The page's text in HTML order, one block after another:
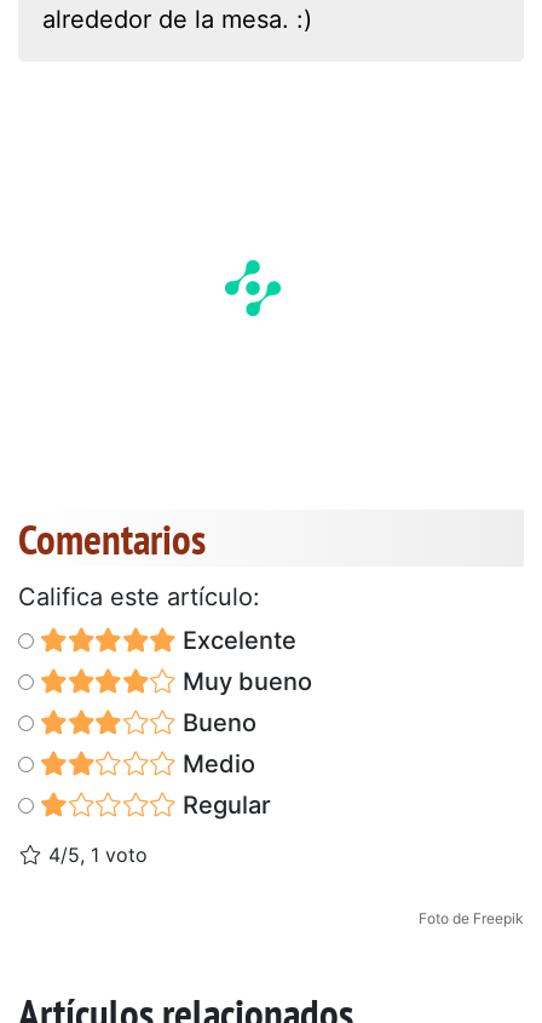
alrededor de la mesa. :)
Comentarios
Califica este artículo:
Excelente
Muy bueno
Bueno
Medio
Regular
4/5, 1 voto
Foto de Freepik